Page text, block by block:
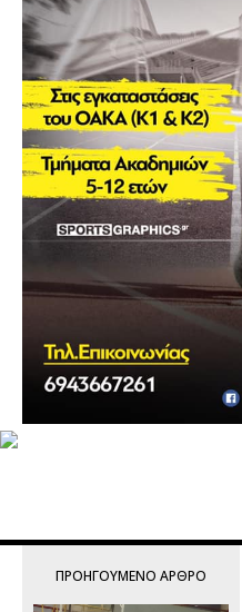
ΠΡΟΗΓΟΎΜΕΝΟ ΆΡΘΡΟ